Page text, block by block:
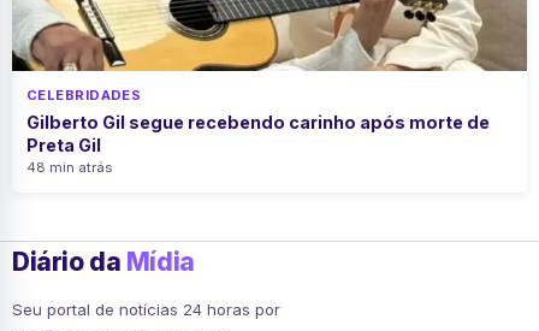
CELEBRIDADES
Gilberto Gil segue recebendo carinho após morte de
Preta Gil
48 min atrás
Diário da Mídia
Seu portal de notícias 24 horas por